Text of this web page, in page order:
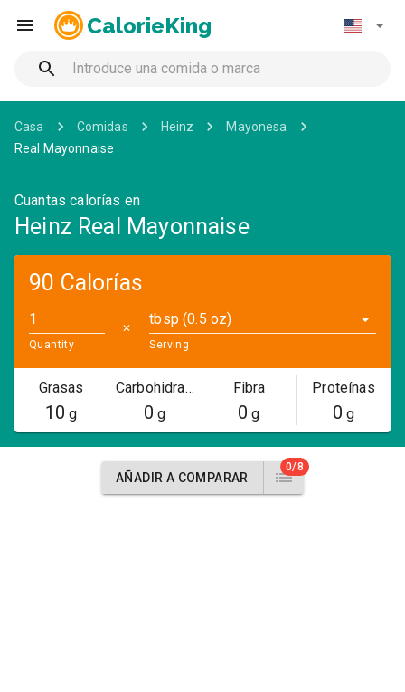
CalorieKing
Casa Comidas Heinz
Mayonesa
Real Mayonnaise
Cuantas calorías en
Heinz Real Mayonnaise
90 Calorías
Quantity
✕
tbsp (0.5 oz)
Serving
Grasas
10 g
Carbohidratos
0 g
Fibra
0 g
Proteínas
0 g
AÑADIR A COMPARAR
0/8